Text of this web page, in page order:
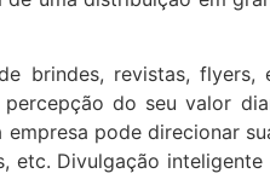
brindes, revistas, flyers,
do seu valor
pode direcionar
etc. Divulgação